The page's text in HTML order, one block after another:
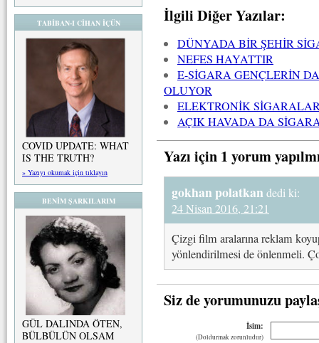
TABİBAN-I CİHAN İÇÜN
COVID UPDATE: WHAT
IS THE TRUTH?
» Yazıyı okumak için tıklayın
BENİM ŞARKILARIM
GÜL DALINDA ÖTEN,
BÜLBÜLÜN OLSAM
İlgili Diğer Yazılar:
DÜNYADA BİR ŞEHİR
NEFES HAYATTIR
E-SİGARA GENÇLERİN
OLUYOR
ELEKTRONİK
AÇIK HAVADA DA
Yazı için 1 yorum
gokhan polatkandedi ki:
24 Nisan 2016, 21:21
Çizgi film aralarına reklam
yönlendirilmesi de önlenmeli.
Siz de yorumunuzu
İsim:
(Doldurmak zorunludur)